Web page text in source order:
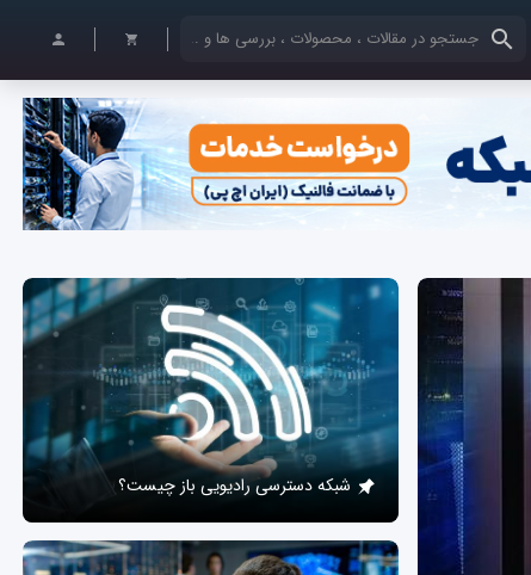
کلمات کلیدی خود را وارد کنید
شبکه دسترسی رادیویی باز چیست؟